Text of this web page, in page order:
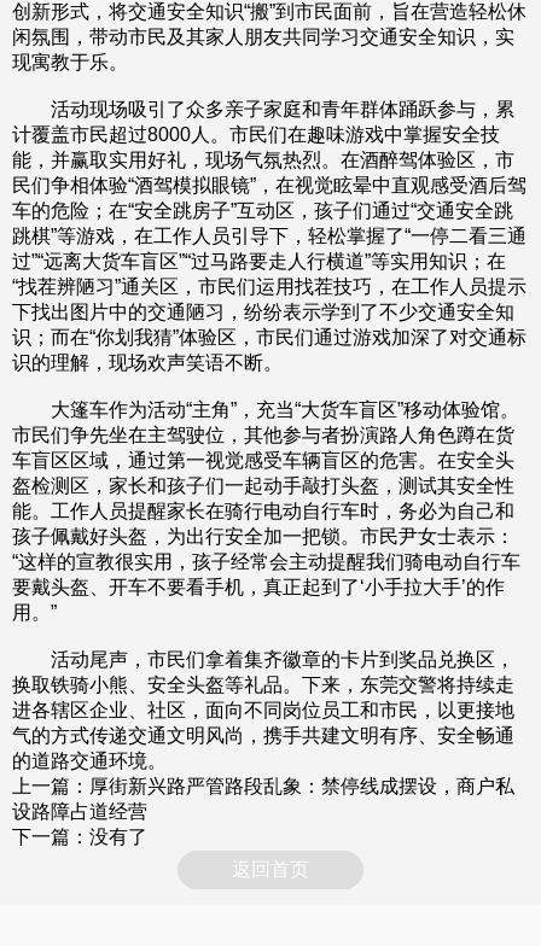
创新形式，将交通安全知识“搬”到市民面前，旨在营造轻松休
闲氛围，带动市民及其家人朋友共同学习交通安全知识，实
现寓教于乐。
活动现场吸引了众多亲子家庭和青年群体踊跃参与，累
计覆盖市民超过8000人。市民们在趣味游戏中掌握安全技
能，并赢取实用好礼，现场气氛热烈。在酒醉驾体验区，市
民们争相体验“酒驾模拟眼镜”，在视觉眩晕中直观感受酒后驾
车的危险；在“安全跳房子”互动区，孩子们通过“交通安全跳
跳棋”等游戏，在工作人员引导下，轻松掌握了“一停二看三通
过”“远离大货车盲区”“过马路要走人行横道”等实用知识；在
“找茬辨陋习”通关区，市民们运用找茬技巧，在工作人员提示
下找出图片中的交通陋习，纷纷表示学到了不少交通安全知
识；而在“你划我猜”体验区，市民们通过游戏加深了对交通标
识的理解，现场欢声笑语不断。
大篷车作为活动“主角”，充当“大货车盲区”移动体验馆。
市民们争先坐在主驾驶位，其他参与者扮演路人角色蹲在货
车盲区区域，通过第一视觉感受车辆盲区的危害。在安全头
盔检测区，家长和孩子们一起动手敲打头盔，测试其安全性
能。工作人员提醒家长在骑行电动自行车时，务必为自己和
孩子佩戴好头盔，为出行安全加一把锁。市民尹女士表示：
“这样的宣教很实用，孩子经常会主动提醒我们骑电动自行车
要戴头盔、开车不要看手机，真正起到了‘小手拉大手’的作
用。”
活动尾声，市民们拿着集齐徽章的卡片到奖品兑换区，
换取铁骑小熊、安全头盔等礼品。下来，东莞交警将持续走
进各辖区企业、社区，面向不同岗位员工和市民，以更接地
气的方式传递交通文明风尚，携手共建文明有序、安全畅通
的道路交通环境。
上一篇： 厚街新兴路严管路段乱象：禁停线成摆设，商户私
设路障占道经营
下一篇：没有了
返回首页